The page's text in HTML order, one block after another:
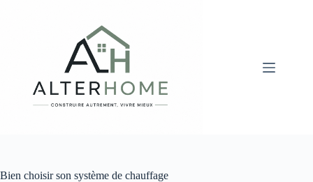
Bien choisir son système de chauffage